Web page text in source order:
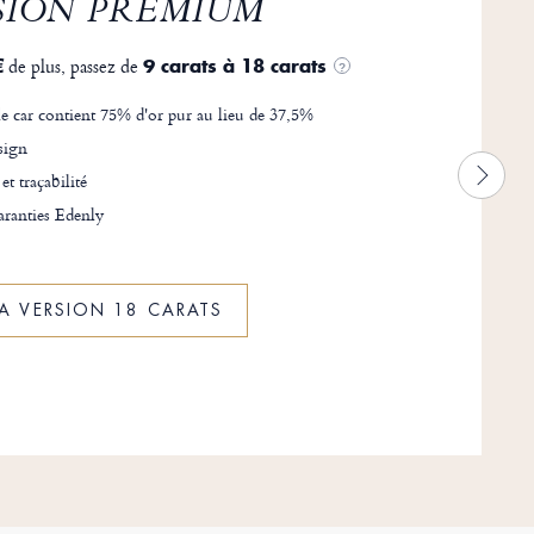
PREMIUM
de plus, passez de 9 carats à 18 carats ?
car contient 75% d'or pur au lieu de 37,5%
traçabilité
Edenly
VERSION 18 CARATS